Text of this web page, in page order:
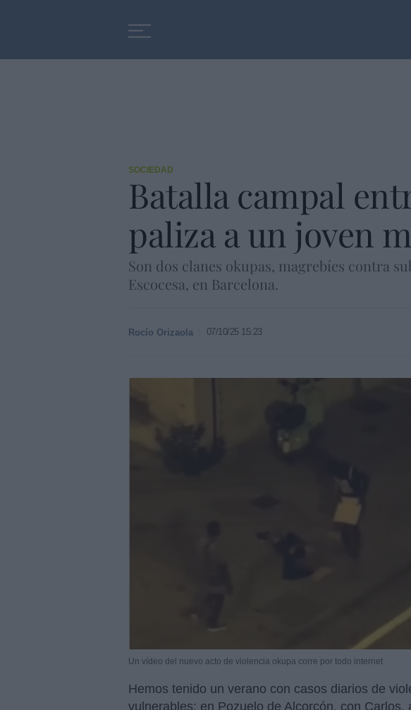
SOCIEDAD
Batalla campal
paliza a un joven
Son dos clanes okupas, magrebíes contra
Escocesa, en Barcelona.
Rocío Orizaola 07/10/25 15:23
Un vídeo del nuevo acto de violencia okupa corre por todo internet
Hemos tenido un verano con casos diarios de
vulnerables: en Pozuelo de Alcorcón, con Carlos,